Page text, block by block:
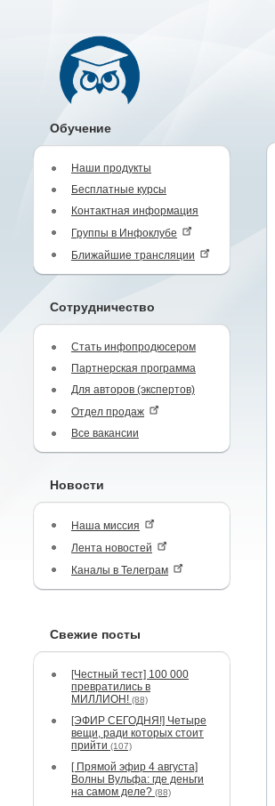
Обучение
Наши продукты
Бесплатные курсы
Контактная информация
Группы в Инфоклубе
Ближайшие трансляции
Сотрудничество
Стать инфопродюсером
Партнерская программа
Для авторов (экспертов)
Отдел продаж
Все вакансии
Новости
Наша миссия
Лента новостей
Каналы в Телеграм
Свежие посты
[Честный тест] 100 000
превратились в
МИЛЛИОН! (88)
[ЭФИР СЕГОДНЯ!] Четыре
вещи, ради которых стоит
прийти (107)
[ Прямой эфир 4 августа]
Волны Вульфа: где деньги
на самом деле? (88)